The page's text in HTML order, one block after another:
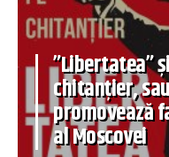
”Libertatea”
chitanțier,
promovează
al Moscovei